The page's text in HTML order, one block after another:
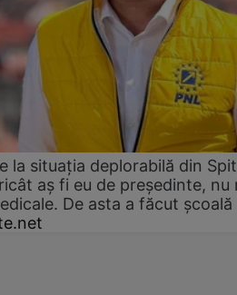
la situația deplorabilă din
aș fi eu de președinte, nu
De asta a făcut școală